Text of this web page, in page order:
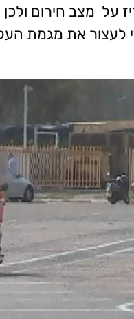
על מצב חירום
לעצור את מגמת